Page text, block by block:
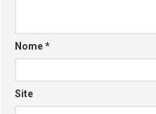
Nome*
Site